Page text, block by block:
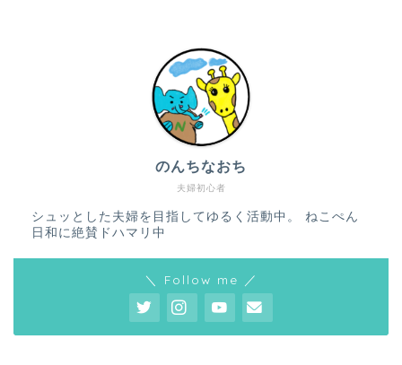
夫婦初心者
のんちなおち
シュッとした夫婦を目指してゆるく活動中。 ねこぺん
日和に絶賛ドハマリ中
＼ Follow me ／